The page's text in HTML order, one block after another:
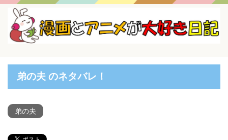
弟の夫 のネタバレ！
弟の夫